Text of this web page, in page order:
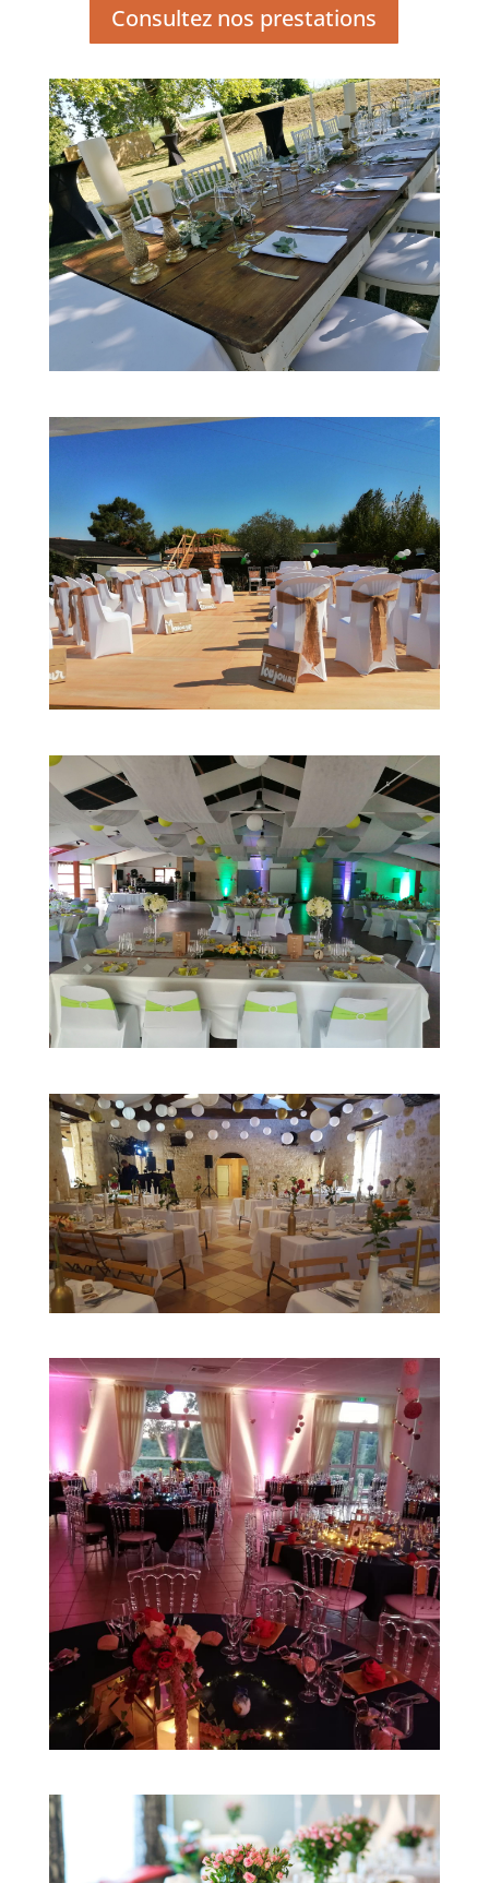
Consultez nos prestations